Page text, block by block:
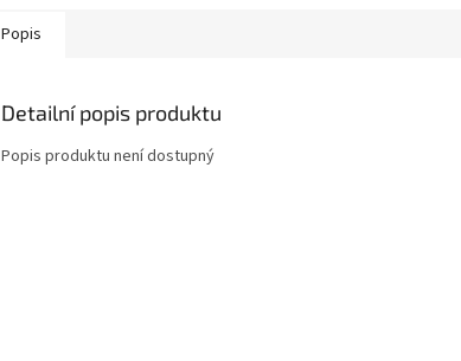
Popis
Detailní popis produktu
Popis produktu není dostupný